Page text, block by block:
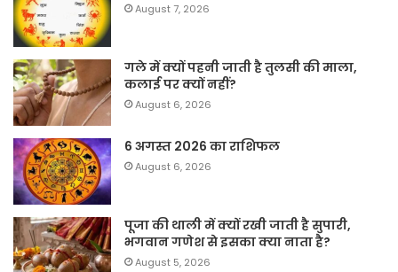
August 7, 2026
गले में क्यों पहनी जाती है तुलसी की माला,
कलाई पर क्यों नहीं?
August 6, 2026
6 अगस्त 2026 का राशिफल
August 6, 2026
पूजा की थाली में क्यों रखी जाती है सुपारी,
भगवान गणेश से इसका क्या नाता है?
August 5, 2026